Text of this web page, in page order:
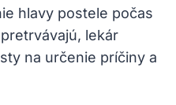
hlavy postele počas
lekár
na určenie príčiny a